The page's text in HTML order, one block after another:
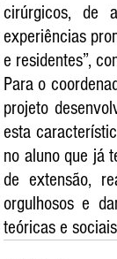
cirúrgicos, de
experiências
e residentes”,
Para o
projeto
esta
no aluno que já
de extensão,
orgulhosos e
teóricas e